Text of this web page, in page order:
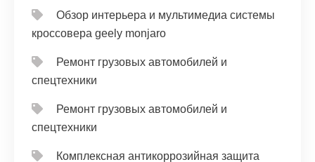
Обзор интерьера и мультимедиа системы
кроссовера geely monjaro
Ремонт грузовых автомобилей и
спецтехники
Ремонт грузовых автомобилей и
спецтехники
Комплексная антикоррозийная защита